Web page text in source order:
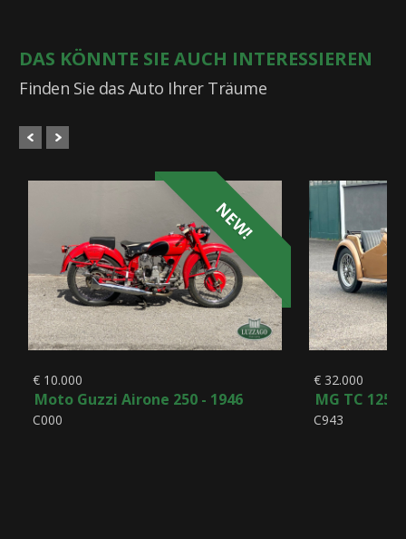
DAS KÖNNTE SIE AUCH INTERESSIEREN
Finden Sie das Auto Ihrer Träume
NEW!
€ 10.000
Moto Guzzi Airone 250 - 1946
C000
€ 32.000
MG TC 1250
C943